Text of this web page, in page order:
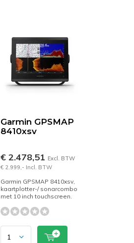
Garmin GPSMAP
8410xsv
€ 2.478,51 Excl. BTW
€ 2.999,- Incl. BTW
Garmin GPSMAP 8410xsv,
kaartplotter-/ sonarcombo
met 10 inch touchscreen.